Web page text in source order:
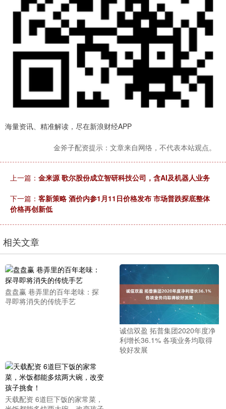
海量资讯、精准解读，尽在新浪财经APP
金斧子配资提示：文章来自网络，不代表本站观点。
上一篇： 金来源 歌尔股份成立智研科技公司，含AI及机器人业务
下一篇： 客新策略 酒价内参1月11日价格发布 市场普跌探底整体
价格再创新低
相关文章
盘盘赢 巷弄里的百年老味：探
寻即将消失的传统手艺
诚信双盈 拓普集团2020年度净
利增长36.1% 各项业务均取得
较好发展
天载配资 6道巨下饭的家常菜，